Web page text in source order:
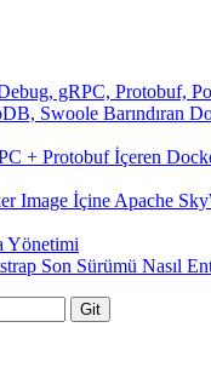
gRPC, Protobuf,
Swoole Barındıran
+ Protobuf İçeren
Image İçine Apache
Yönetimi
Son Sürümü Nasıl